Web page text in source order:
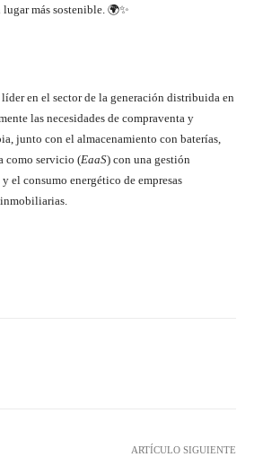
más sostenible. 🌍✨
líder en el sector de la generación distribuida en
las necesidades de compraventa y
junto con el almacenamiento con baterías,
como servicio (EaaS) con una gestión
el consumo energético de empresas
ARTÍCULO SIGUIENTE